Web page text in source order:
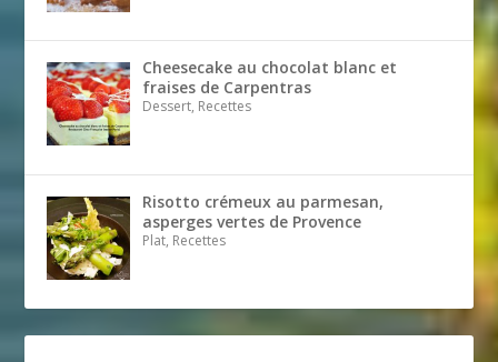
Cheesecake au chocolat blanc et
fraises de Carpentras
Dessert, Recettes
Risotto crémeux au parmesan,
asperges vertes de Provence
Plat, Recettes